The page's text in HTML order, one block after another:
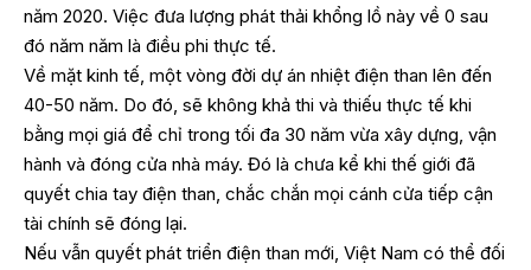
năm 2020. Việc đưa lượng phát thải khổng lồ này về 0 sau
đó năm năm là điều phi thực tế.
Về mặt kinh tế, một vòng đời dự án nhiệt điện than lên đến
40-50 năm. Do đó, sẽ không khả thi và thiếu thực tế khi
bằng mọi giá để chỉ trong tối đa 30 năm vừa xây dựng, vận
hành và đóng cửa nhà máy. Đó là chưa kể khi thế giới đã
quyết chia tay điện than, chắc chắn mọi cánh cửa tiếp cận
tài chính sẽ đóng lại.
Nếu vẫn quyết phát triển điện than mới, Việt Nam có thể đối